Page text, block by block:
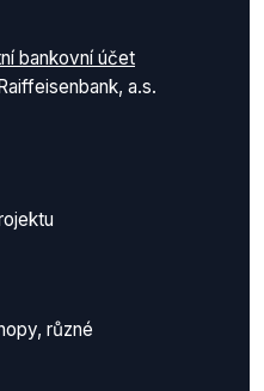
bankovní účet
a.s.
různé